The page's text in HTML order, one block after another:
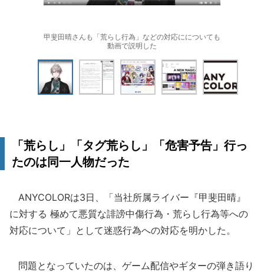
甲斐田晴さんも「荒らし行為」などの対応にについても
動画で説明した
「荒らし」「タグ荒らし」「危害予告」行っ
たのは同一人物だった
ANYCOLORは3日、「当社所属ライバー『甲斐田晴』
に対する 極めて悪質な誹謗中傷行為・荒らし行為等への
対応について」として迷惑行為への対応を明かした。
問題となっていたのは、ゲーム配信やギターの弾き語り